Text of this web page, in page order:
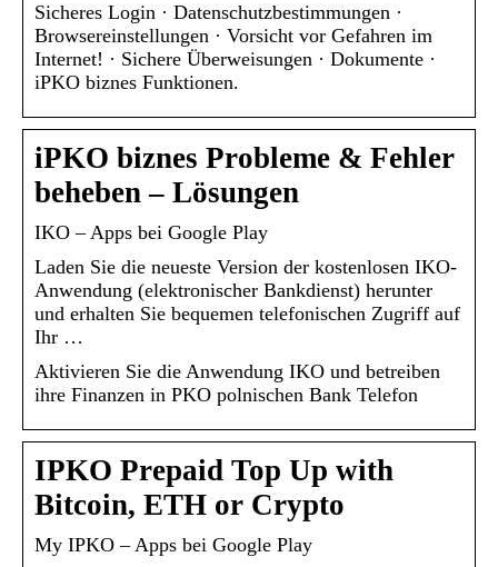
Sicheres Login · Datenschutzbestimmungen ·
Browsereinstellungen · Vorsicht vor Gefahren im
Internet! · Sichere Überweisungen · Dokumente ·
iPKO biznes Funktionen.
iPKO biznes Probleme & Fehler
beheben – Lösungen
IKO – Apps bei Google Play
Laden Sie die neueste Version der kostenlosen IKO-
Anwendung (elektronischer Bankdienst) herunter
und erhalten Sie bequemen telefonischen Zugriff auf
Ihr …
Aktivieren Sie die Anwendung IKO und betreiben
ihre Finanzen in PKO polnischen Bank Telefon
IPKO Prepaid Top Up with
Bitcoin, ETH or Crypto
My IPKO – Apps bei Google Play